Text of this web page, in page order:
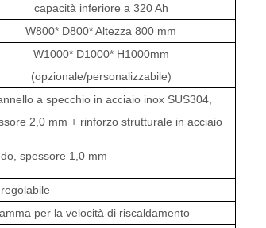
capacità inferiore a 320 Ah
W800* D800*Altezza 800 mm
W1000* D1000* H1000mm
(opzionale/personalizzabile)
a specchio in acciaio inox SUS304,
2,0 mm + rinforzo strutturale in acciaio
spessore 1,0 mm
per la velocità di riscaldamento